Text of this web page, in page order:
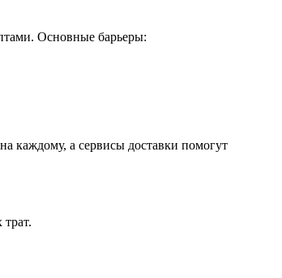
Основные барьеры:
каждому, а сервисы доставки помогут